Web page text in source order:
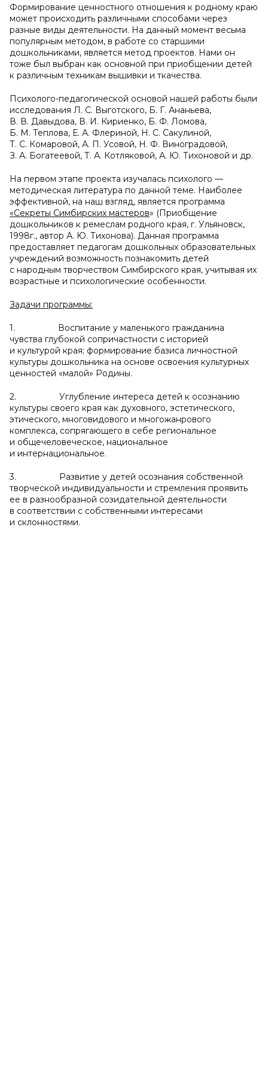
Формирование ценностного отношения к родному краю
может происходить различными способами через
разные виды деятельности. На данный момент весьма
популярным методом, в работе со старшими
дошкольниками, является метод проектов. Нами он
тоже был выбран как основной при приобщении детей
к различным техникам вышивки и ткачества.
Психолого-педагогической основой нашей работы были
исследования Л. С. Выготского, Б. Г. Ананьева,
В. В. Давыдова, В. И. Кириенко, Б. Ф. Ломова,
Б. М. Теплова, Е. А. Флериной, Н. С. Сакулиной,
Т. С. Комаровой, А. П. Усовой, Н. Ф. Виноградовой,
З. А. Богатеевой, Т. А. Котляковой, А. Ю. Тихоновой и др.
На первом этапе проекта изучалась психолого —
методическая литература по данной теме. Наиболее
эффективной, на наш взгляд, является программа
«Секреты Симбирских мастеров» (Приобщение
дошкольников к ремеслам родного края, г. Ульяновск,
1998г., автор А. Ю. Тихонова). Данная программа
предоставляет педагогам дошкольных образовательных
учреждений возможность познакомить детей
с народным творчеством Симбирского края, учитывая их
возрастные и психологические особенности.
Задачи программы:
1. Воспитание у маленького гражданина
чувства глубокой сопричастности с историей
и культурой края; формирование базиса личностной
культуры дошкольника на основе освоения культурных
ценностей «малой» Родины.
2. Углубление интереса детей к осознанию
культуры своего края как духовного, эстетического,
этического, многовидового и многожанрового
комплекса, сопрягающего в себе региональное
и общечеловеческое, национальное
и интернациональное.
3. Развитие у детей осознания собственной
творческой индивидуальности и стремления проявить
ее в разнообразной созидательной деятельности
в соответствии с собственными интересами
и склонностями.